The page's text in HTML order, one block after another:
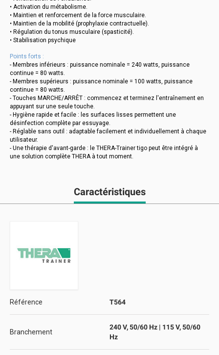
• Activation du métabolisme.
• Maintien et renforcement de la force musculaire.
• Maintien de la mobilité (prophylaxie contractuelle).
• Régulation du tonus musculaire (spasticité).
• Stabilisation psychique
Points forts :
- Membres inférieurs : puissance nominale = 240 watts, puissance
continue = 80 watts.
- Membres supérieurs : puissance nominale = 100 watts, puissance
continue = 80 watts.
- Touches MARCHE/ARRÊT : commencez et terminez l'entraînement en
appuyant sur une seule touche.
- Hygiène rapide et facile : les surfaces lisses permettent une
désinfection complète par essuyage.
- Réglable sans outil : adaptable facilement et individuellement à chaque
utilisateur.
- Une thérapie d'avant-garde : le THERA-Trainer tigo peut être intégré à
une solution complète THERA à tout moment.
Caractéristiques
Référence T564
Branchement
240 V, 50/60 Hz | 115 V, 50/60
Hz